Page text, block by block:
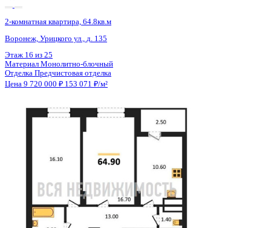
Этаж
Материал
Монолитно-блочный
Отделка Предчистовая отделка
Цена 9 720 000 ₽ 153 071 ₽/м²